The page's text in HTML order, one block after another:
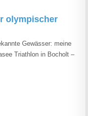
olympischer
Gewässer: meine
Triathlon in Bocholt –